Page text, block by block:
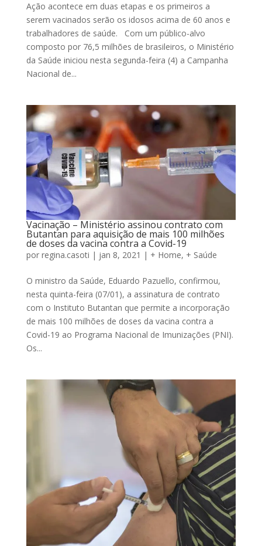
Ação acontece em duas etapas e os primeiros a
serem vacinados serão os idosos acima de 60 anos e
trabalhadores de saúde. Com um público-alvo
composto por 76,5 milhões de brasileiros, o Ministério
da Saúde iniciou nesta segunda-feira (4) a Campanha
Nacional de...
Vacinação – Ministério assinou contrato com
Butantan para aquisição de mais 100 milhões
de doses da vacina contra a Covid-19
por regina.casoti | jan 8, 2021 | + Home, + Saúde
O ministro da Saúde, Eduardo Pazuello, confirmou,
nesta quinta-feira (07/01), a assinatura de contrato
com o Instituto Butantan que permite a incorporação
de mais 100 milhões de doses da vacina contra a
Covid-19 ao Programa Nacional de Imunizações (PNI).
Os...